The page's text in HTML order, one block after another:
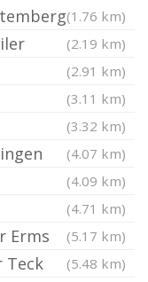
(1.76 km)
(2.19 km)
(2.91 km)
(3.11 km)
(3.32 km)
(4.07 km)
(4.09 km)
(4.71 km)
Erms (5.17 km)
Teck (5.48 km)